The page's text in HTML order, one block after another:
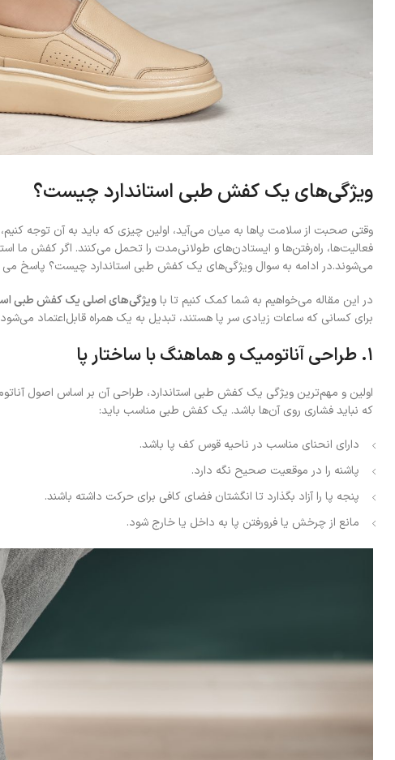
ویژگی‌های یک کفش طبی استاندارد چیست؟
وقتی صحبت از سلامت پاها به میان می‌آید، اولین چیزی که باید به آن توجه
فعالیت‌ها، راه‌رفتن‌ها و ایستادن‌های طولانی‌مدت را تحمل می‌کنند. اگر کفش ما
می‌شوند.در ادامه به سوال ویژگی‌های یک کفش طبی استاندارد چیست؟ پاسخ می
در این مقاله می‌خواهیم به شما کمک کنیم تا باویژگی‌های اصلی یک کفش طبی
برای کسانی که ساعات زیادی سر پا هستند، تبدیل به یک همراه قابل‌اعتماد
۱. طراحی آناتومیک و هماهنگ با ساختار پا
اولین و مهم‌ترین ویژگی یک کفش طبی استاندارد، طراحی آن بر اساس اصول
که نباید فشاری روی آن‌ها باشد. یک کفش طبی مناسب باید:
دارای انحنای مناسب در ناحیه قوس کف پا باشد.
پاشنه را در موقعیت صحیح نگه دارد.
پنجه پا را آزاد بگذارد تا انگشتان فضای کافی برای حرکت داشته باشند.
مانع از چرخش یا فرورفتن پا به داخل یا خارج شود.